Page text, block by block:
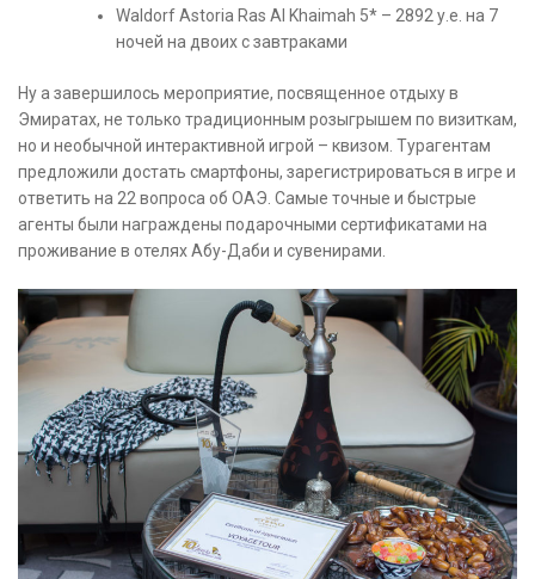
Waldorf Astoria Ras Al Khaimah 5* – 2892 у.е. на 7
ночей на двоих с завтраками
Ну а завершилось мероприятие, посвященное отдыху в
Эмиратах, не только традиционным розыгрышем по визиткам,
но и необычной интерактивной игрой – квизом. Турагентам
предложили достать смартфоны, зарегистрироваться в игре и
ответить на 22 вопроса об ОАЭ. Самые точные и быстрые
агенты были награждены подарочными сертификатами на
проживание в отелях Абу-Даби и сувенирами.